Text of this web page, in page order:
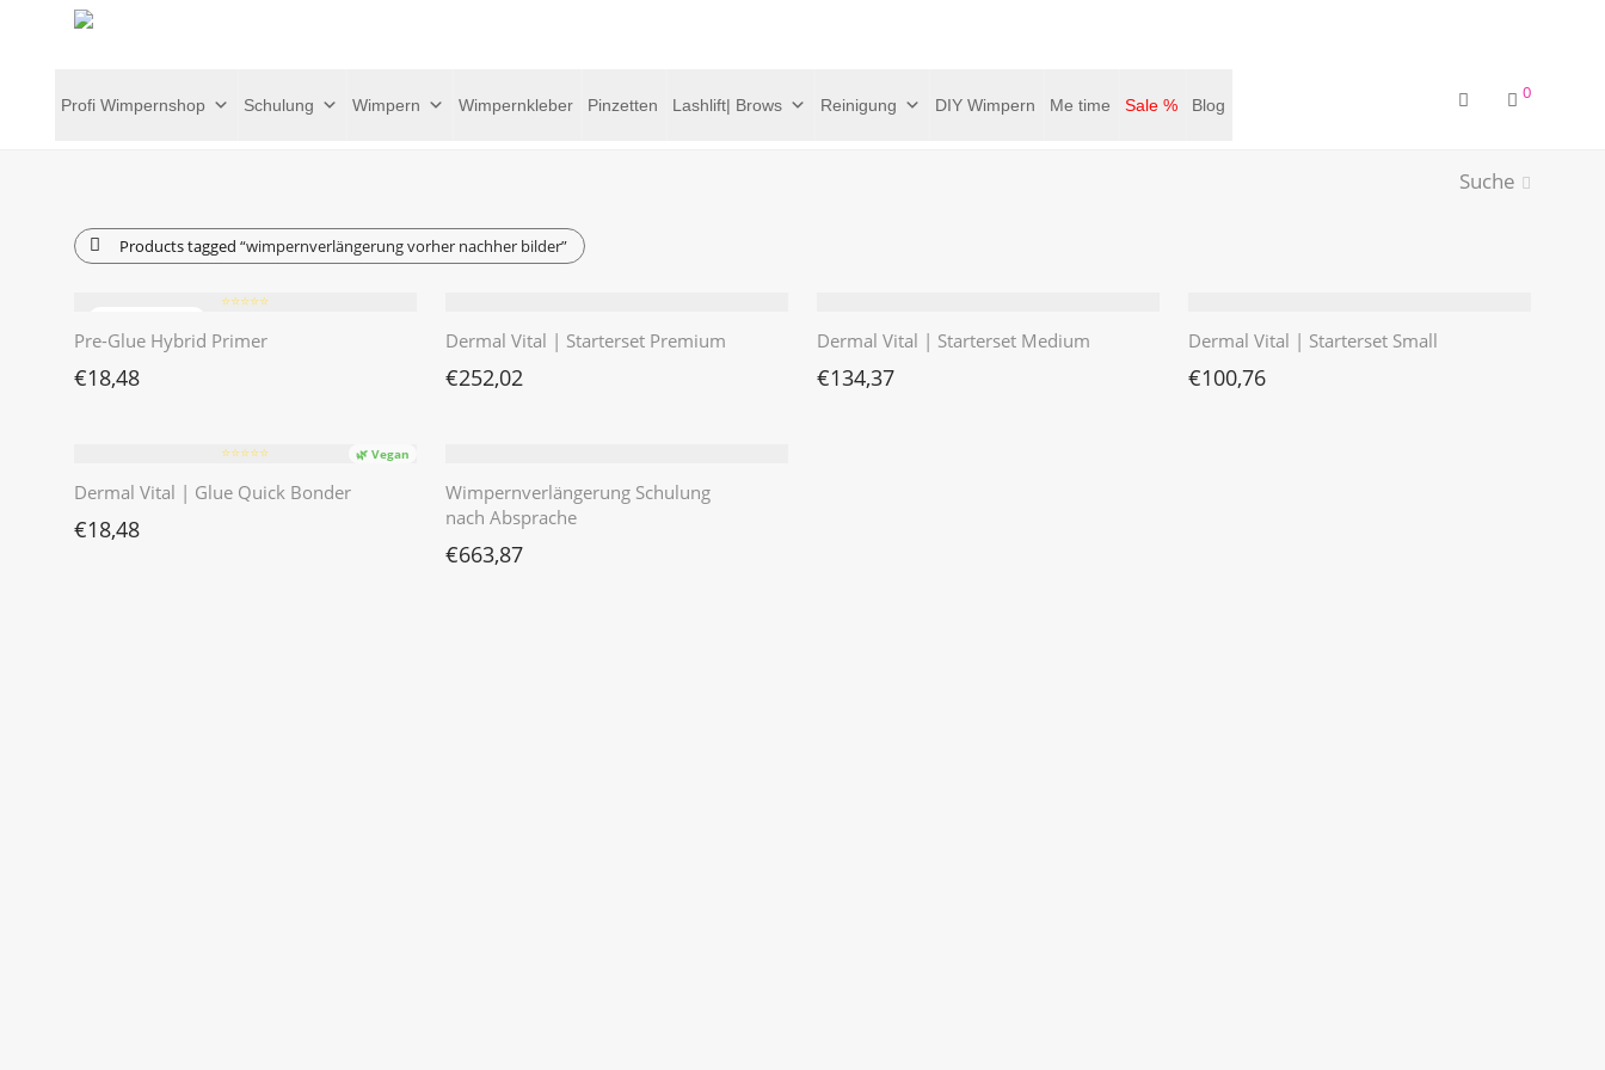
Profi Wimpernshop Schulung Wimpern Wimpernkleber Pinzetten Lashlift| Brows Reinigung DIY Wimpern Me time Sale % Blog
0
Suche
Products tagged “wimpernverlängerung vorher nachher bilder”
⭐️⭐️⭐️⭐️⭐️
Pre-Glue Hybrid Primer
€18,48
Dermal Vital | Starterset Premium
€252,02
Dermal Vital | Starterset Medium
€134,37
Dermal Vital | Starterset Small
€100,76
⭐️⭐️⭐️⭐️⭐️ 🌿 Vegan
Dermal Vital | Glue Quick Bonder
€18,48
Wimpernverlängerung Schulung
nach Absprache
€663,87